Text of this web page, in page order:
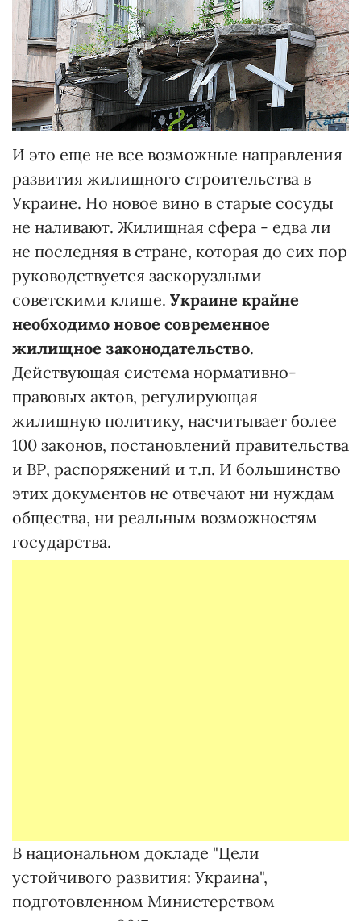
И это еще не все возможные направления
развития жилищного строительства в
Украине. Но новое вино в старые сосуды
не наливают. Жилищная сфера - едва ли
не последняя в стране, которая до сих пор
руководствуется заскорузлыми
советскими клише. Украине крайне
необходимо новое современное
жилищное законодательство.
Действующая система нормативно-
правовых актов, регулирующая
жилищную политику, насчитывает более
100 законов, постановлений правительства
и ВР, распоряжений и т.п. И большинство
этих документов не отвечают ни нуждам
общества, ни реальным возможностям
государства.
В национальном докладе "Цели
устойчивого развития: Украина",
подготовленном Министерством